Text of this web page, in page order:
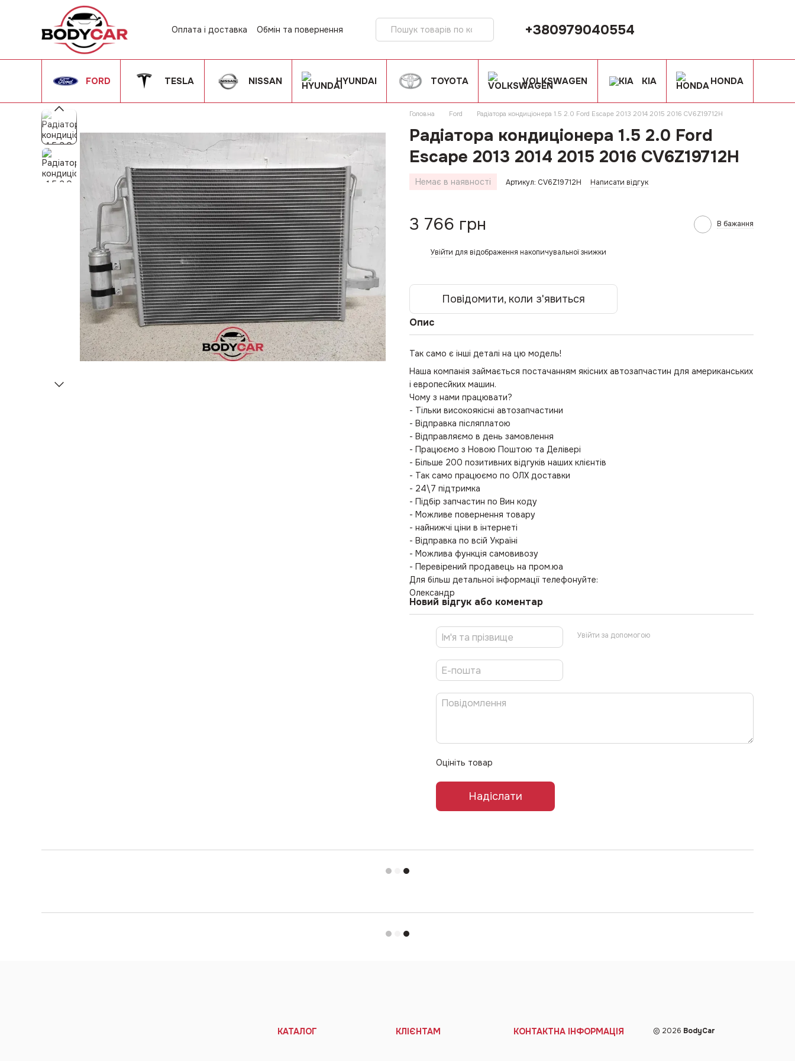
Перейти до основного контенту
Оплата і доставка
Обмін та повернення
+380979040554
FORD TESLA NISSAN HYUNDAI TOYOTA VOLKSWAGEN KIA HONDA
Головна Ford Радіатора кондиціонера 1.5 2.0 Ford Escape 2013 2014 2015 2016 CV6Z19712H
Радіатора кондиціонера 1.5 2.0 Ford
Escape 2013 2014 2015 2016 CV6Z19712H
Немає в наявності Артикул: CV6Z19712H Написати відгук
3 766 грн В бажання
Увійти для відображення накопичувальної знижки
Повідомити, коли з'явиться
Опис
Так само є інші деталі на цю модель!
Наша компанія займається постачанням якісних автозапчастин для американських
і европесйких машин.
Чому з нами працювати?
- Тільки високоякісні автозапчастини
- Відправка післяплатою
- Відправляємо в день замовлення
- Працюємо з Новою Поштою та Делівері
- Більше 200 позитивних відгуків наших клієнтів
- Так само працюємо по ОЛХ доставки
- 24\7 підтримка
- Підбір запчастин по Вин коду
- Можливе повернення товару
- найнижчі ціни в інтернеті
- Відправка по всій Україні
- Можлива функція самовивозу
- Перевірений продавець на пром.юа
Для більш детальної інформації телефонуйте:
Олександр
Новий відгук або коментар
Увійти за допомогою
Оцініть товар
Надіслати
КАТАЛОГ КЛІЄНТАМ КОНТАКТНА ІНФОРМАЦІЯ © 2026 BodyCar